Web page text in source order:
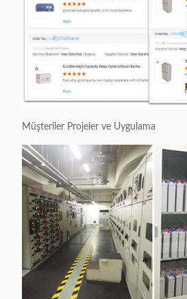
Müşteriler Projeler ve Uygulama